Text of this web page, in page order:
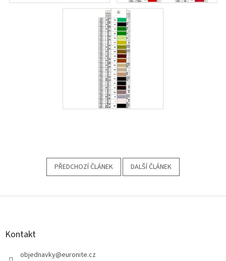
PŘEDCHOZÍ ČLÁNEK DALŠÍ ČLÁNEK
Z
Kontakt
objednavky@euronite.cz